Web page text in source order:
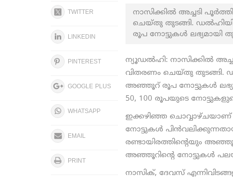
TWITTER
LINKEDIN
PINTEREST
GOOGLE PLUS
WHATSAPP
EMAIL
PRINT
നാസിക്കില്‍ അച്ചടി
ചെയ്തു തുടങ്ങി.
രൂപ നോട്ടുകൾ ലഭ്യമായി
ന്യൂഡൽഹി: നാസിക്കില്‍
വിതരണം ചെയ്തു തുടങ്ങി.
അഞ്ഞൂറ് രൂപ നോട്ടുകൾ
50, 100 രൂപയുടെ നോട്ടുകളുടെ
ഇക്കഴിഞ്ഞ ചൊവ്വാഴ്ചയാണ്
നോട്ടുകള്‍
രണ്ടായിരത്തിന്റെയും
അഞ്ഞൂറിന്റെ നോട്ടുകൾ
നാസിക്, ദേവസ്